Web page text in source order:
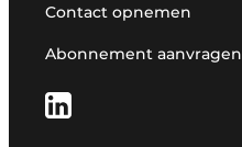
Contact opnemen
Abonnement aanvragen